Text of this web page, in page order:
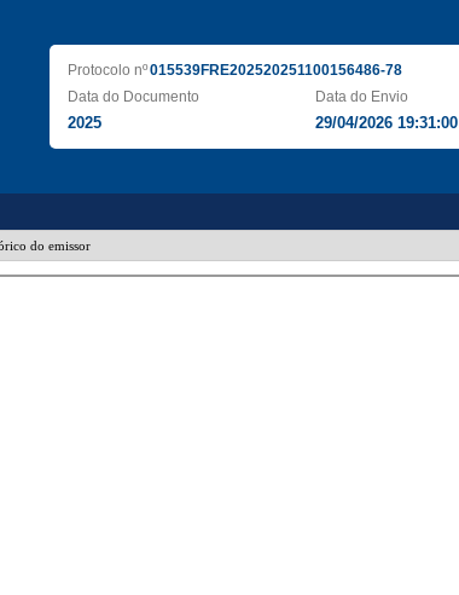
Protocolo nº015539FRE202520251100156486-78
Data do Documento
2025
Data do Envio
29/04/2026 19:31:00